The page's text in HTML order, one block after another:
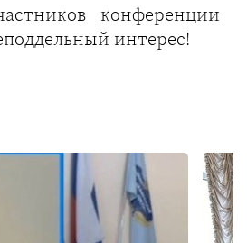
конференции
интерес!